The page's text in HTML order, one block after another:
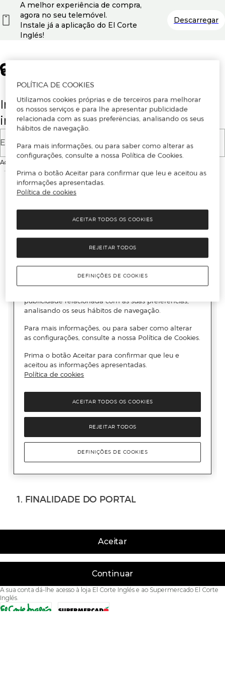
Insira o seu email para se registar ou
iniciar sessão.
E-mail
Ao continuar, aceitas as
Aceitar
Continuar
A sua conta dá-lhe acesso à loja El Corte Inglés e ao Supermercado El Corte
Inglés.
A melhor experiência de compra,
agora no seu telemóvel.
Instale já a aplicação do El Corte
Inglés!
Descarregar
POLÍTICA DE COOKIES
Utilizamos cookies próprias e de terceiros para melhorar
os nossos serviços e para lhe apresentar publicidade
relacionada com as suas preferências, analisando os seus
hábitos de navegação.
Para mais informações, ou para saber como alterar as
configurações, consulte a nossa Política de Cookies.
Prima o botão Aceitar para confirmar que leu e aceitou as
informações apresentadas.
Política de cookies
REJEITAR TODOS
ACEITAR TODOS OS COOKIES
DEFINIÇÕES DE COOKIES